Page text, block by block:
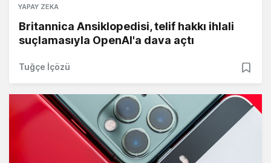
YAPAY ZEKA
Britannica Ansiklopedisi, telif hakkı ihlali
suçlamasıyla OpenAI'a dava açtı
Tuğçe İçözü